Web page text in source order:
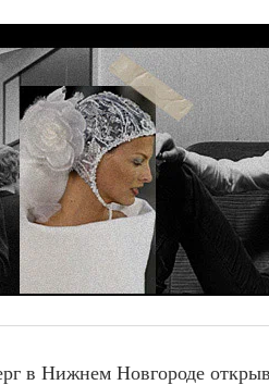
в Нижнем Новгороде